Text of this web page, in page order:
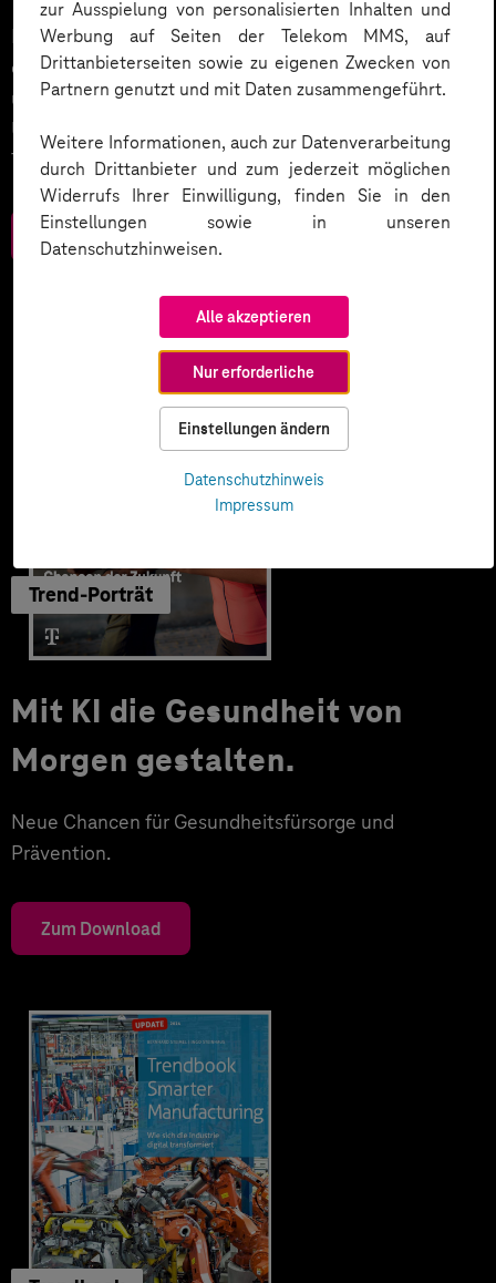
zur Ausspielung von personalisierten Inhalten und
Werbung auf Seiten der Telekom MMS, auf
Drittanbieterseiten sowie zu eigenen Zwecken von
Partnern genutzt und mit Daten zusammengeführt.
Weitere Informationen, auch zur Datenverarbeitung
durch Drittanbieter und zum jederzeit möglichen
Widerrufs Ihrer Einwilligung, finden Sie in den
Einstellungen sowie in unseren
Datenschutzhinweisen.
Alle akzeptieren
Nur erforderliche
Einstellungen ändern
Datenschutzhinweis
Impressum
KI wird der nächste große Treiber in der Digitalisierung
des Kundenservices sein. Wie wird dies umgesetzt
und welche weiteren Smart Services setzen
Unternehmen ein? Werfen Sie einen Blick in unser
Trendbook.
Zum Download
Trend-Porträt
Mit KI die Gesundheit von
Morgen gestalten.
Neue Chancen für Gesundheitsfürsorge und
Prävention.
Zum Download